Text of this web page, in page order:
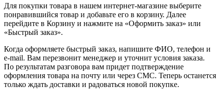
Для покупки товара в нашем интернет-магазине выберите
понравившийся товар и добавьте его в корзину. Далее
перейдите в Корзину и нажмите на «Оформить заказ» или
«Быстрый заказ».
Когда оформляете быстрый заказ, напишите ФИО, телефон и
e-mail. Вам перезвонит менеджер и уточнит условия заказа.
По результатам разговора вам придет подтверждение
оформления товара на почту или через СМС. Теперь останется
только ждать доставки и радоваться новой покупке.